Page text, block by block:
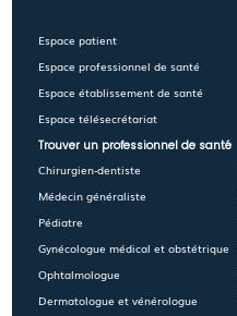
Espace patient
Espace professionnel de santé
Espace établissement de santé
Espace télésecrétariat
Trouver un professionnel de santé
Chirurgien-dentiste
Médecin généraliste
Pédiatre
Gynécologue médical et obstétrique
Ophtalmologue
Dermatologue et vénérologue